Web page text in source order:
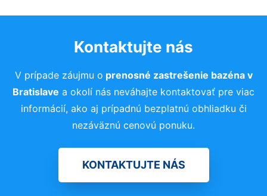
Kontaktujte nás
V prípade záujmu o prenosné zastrešenie bazéna v
Bratislave a okolí nás neváhajte kontaktovať pre viac
informácií, ako aj prípadnú bezplatnú obhliadku či
nezáväznú cenovú ponuku.
KONTAKTUJTE NÁS